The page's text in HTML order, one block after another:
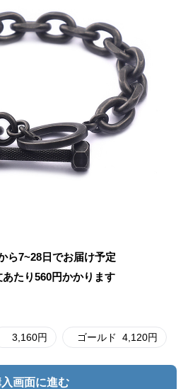
ら7~28日でお届け予定
たり560円かかります
3,160円 ゴールド 4,120円
入画面に進む